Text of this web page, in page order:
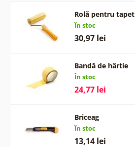
Rolă pentru tapet
În stoc
30,97 lei
Bandă de hârtie
În stoc
24,77 lei
Briceag
În stoc
13,14 lei